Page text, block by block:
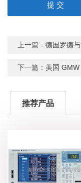
上一篇：德国罗德
下一篇： 美国
推荐产品